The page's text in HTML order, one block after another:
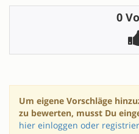
0
Um eigene Vorschläge
zu bewerten, musst Du
hier einloggen oder